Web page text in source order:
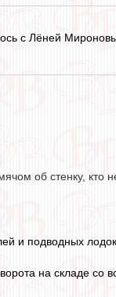
с Лёней
об стенку, кто
и подводных
на складе со